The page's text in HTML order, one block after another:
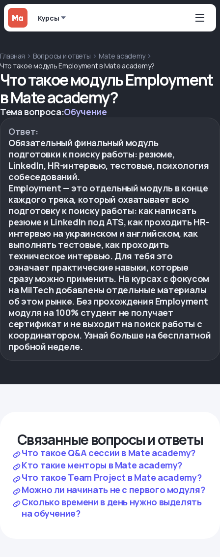
Курсы
Главная Вопросы и ответы
Mate academy
Что такое модуль Employment в Mate academy?
Что такое модуль Employment
в Mate academy?
Тема вопроса:Обучение
Ответ:
Обязательный финальный модуль
подготовки к поиску работы: резюме,
LinkedIn, HR-интервью, тестовые, психология
собеседований.
Employment — это отдельный модуль в конце
каждого трека, который охватывает всю
подготовку к поиску работы: как написать
резюме и LinkedIn под ATS, как проходить HR-
интервью на украинском и английском, как
выполнять тестовые, как проходить
техническое интервью. Для тебя это
означает практические навыки, которые
сразу можно применить. На курсах с фокусом
на MilTech добавлены отдельные материалы
об этом рынке. Без прохождения Employment
модуля на 100% студент не получает
сертификат и не выходит на поиск работы с
координатором. Узнай больше на бесплатной
пробной неделе.
Связанные вопросы и ответы
Что такое Q&A сессии в Mate academy?
Кто такие менторы в Mate academy?
Что такое Team Project в Mate academy?
Можно ли начинать не с первого модуля?
Сколько времени в день нужно выделять
на обучение?